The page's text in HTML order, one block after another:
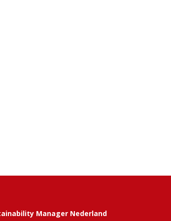
Manager Nederland